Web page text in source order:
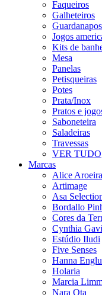
Faqueiros
Galheteiros
Guardanapos
Jogos
Kits de
Mesa
Panelas
Petisqueiras
Potes
Prata/Inox
Pratos e
Saboneteira
Saladeiras
Travessas
VER TUDO
Marcas
Alice Aroeira
Artimage
Asa
Bordallo
Cores da
Cynthia
Estúdio Iludi
Five Senses
Hanna
Holaria
Marcia
Nara Ota